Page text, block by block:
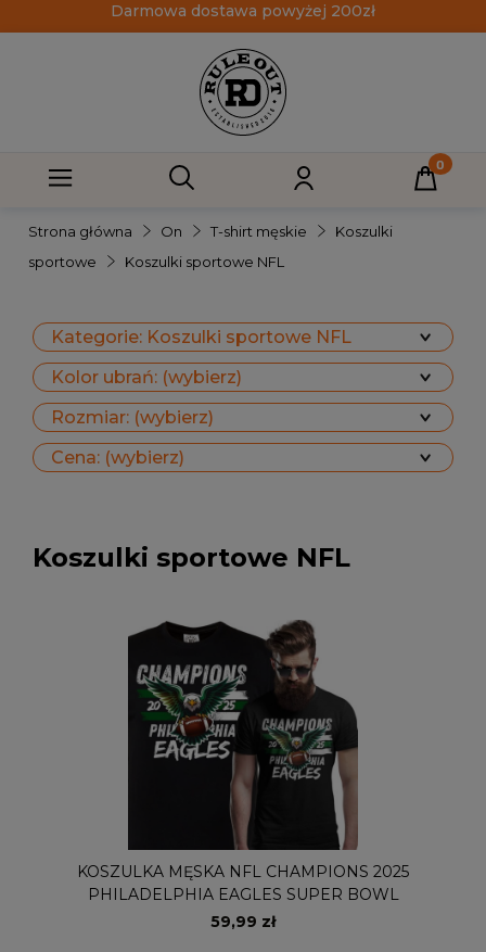
Darmowa dostawa powyżej 200zł
Strona główna On T-shirt męskie
Koszulki
sportowe
Koszulki sportowe NFL
Kategorie: Koszulki sportowe NFL
Kolor ubrań: (wybierz)
Rozmiar: (wybierz)
Cena: (wybierz)
Koszulki sportowe NFL
KOSZULKA MĘSKA NFL CHAMPIONS 2025
PHILADELPHIA EAGLES SUPER BOWL
59,99 zł